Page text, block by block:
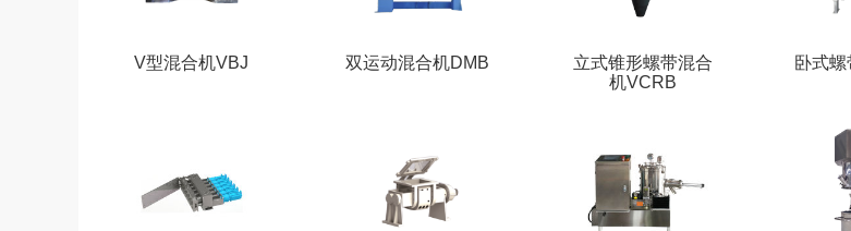
V型混合机VBJ 双运动混合机DMB
立式锥形螺带混合
机VCRB
卧式